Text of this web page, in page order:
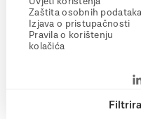
Zaštita osobnih podataka
Izjava o pristupačnosti
Pravila o korištenju
kolačića